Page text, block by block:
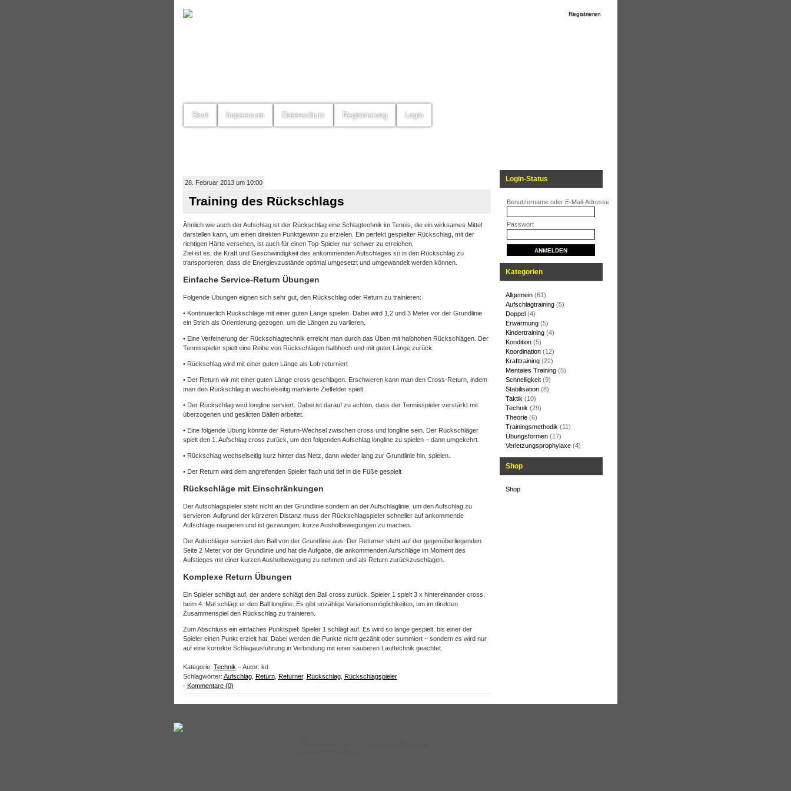
Registrieren
Start Impressum Datenschutz Registrierung Login
Login-Status
Benutzername oder E-Mail-Adresse
Passwort
Kategorien
Allgemein(61)
Aufschlagtraining(5)
Doppel(4)
Erwärmung(5)
Kindertraining(4)
Kondition(5)
Koordination(12)
Krafttraining(22)
Mentales Training(5)
Schnelligkeit(9)
Stabilisation(8)
Taktik (10)
Technik (29)
Theorie(6)
Trainingsmethodik (11)
Übungsformen(17)
Verletzungsprophylaxe(4)
Shop
Shop
28. Februar 2013 um 10:00
Training des Rückschlags
Ähnlich wie auch der Aufschlag ist der Rückschlag eine Schlagtechnik im Tennis, die ein wirksames Mittel
darstellen kann, um einen direkten Punktgewinn zu erzielen. Ein perfekt gespielter Rückschlag, mit der
richtigen Härte versehen, ist auch für einen Top-Spieler nur schwer zu erreichen.
Ziel ist es, die Kraft und Geschwindigkeit des ankommenden Aufschlages so in den Rückschlag zu
transportieren, dass die Energievzustände optimal umgesetzt und umgewandelt werden können.
Einfache Service-Return Übungen
Folgende Übungen eignen sich sehr gut, den Rückschlag oder Return zu trainieren:
• Kontinuierlich Rückschläge mit einer guten Länge spielen. Dabei wird 1,2 und 3 Meter vor der Grundlinie
ein Strich als Orientierung gezogen, um die Längen zu variieren.
• Eine Verfeinerung der Rückschlagtechnik erreicht man durch das Üben mit halbhohen Rückschlägen. Der
Tennisspieler spielt eine Reihe von Rückschlägen halbhoch und mit guter Länge zurück.
• Rückschlag wird mit einer guten Länge als Lob returniert
• Der Return wir mit einer guten Länge cross geschlagen. Erschweren kann man den Cross-Return, indem
man den Rückschlag in wechselseitig markierte Zielfelder spielt.
• Der Rückschlag wird longline serviert. Dabei ist darauf zu achten, dass der Tennisspieler verstärkt mit
überzogenen und geslicten Bällen arbeitet.
• Eine folgende Übung könnte der Return-Wechsel zwischen cross und longline sein. Der Rückschläger
spielt den 1. Aufschlag cross zurück, um den folgenden Aufschlag longline zu spielen – dann umgekehrt.
• Rückschlag wechselseitig kurz hinter das Netz, dann wieder lang zur Grundlinie hin, spielen.
• Der Return wird dem angreifenden Spieler flach und tief in die Füße gespielt
Rückschläge mit Einschränkungen
Der Aufschlagspieler steht nicht an der Grundlinie sondern an der Aufschlaglinie, um den Aufschlag zu
servieren. Aufgrund der kürzeren Distanz muss der Rückschlagspieler schneller auf ankommende
Aufschläge reagieren und ist gezwungen, kurze Ausholbewegungen zu machen.
Der Aufschläger serviert den Ball von der Grundlinie aus. Der Returner steht auf der gegenüberliegenden
Seite 2 Meter vor der Grundlinie und hat die Aufgabe, die ankommenden Aufschläge im Moment des
Aufstieges mit einer kurzen Ausholbewegung zu nehmen und als Return zurückzuschlagen.
Komplexe Return Übungen
Ein Spieler schlägt auf, der andere schlägt den Ball cross zurück. Spieler 1 spielt 3 x hintereinander cross,
beim 4. Mal schlägt er den Ball longline. Es gibt unzählige Variationsmöglichkeiten, um im direkten
Zusammenspiel den Rückschlag zu trainieren.
Zum Abschluss ein einfaches Punktspiel: Spieler 1 schlägt auf. Es wird so lange gespielt, bis einer der
Spieler einen Punkt erzielt hat. Dabei werden die Punkte nicht gezählt oder summiert – sondern es wird nur
auf eine korrekte Schlagausführung in Verbindung mit einer sauberen Lauftechnik geachtet.
Kategorie: Technik – Autor: kd
Schlagwörter: Aufschlag, Return, Returner, Rückschlag, Rückschlagspieler
- Kommentare (0)